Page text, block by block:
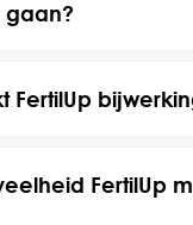
gaan?
FertilUp
FertilUp